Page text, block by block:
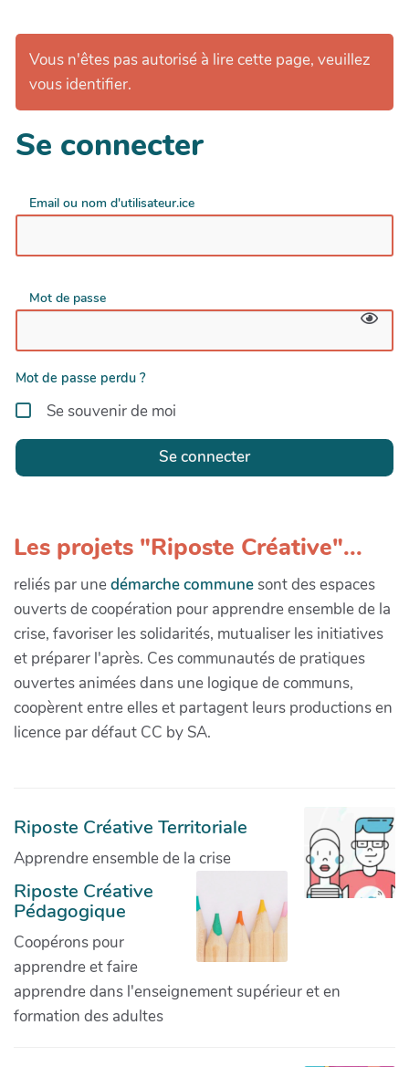
Vous n'êtes pas autorisé à lire cette page, veuillez
vous identifier.
Se connecter
Email ou nom d'utilisateur.ice
Mot de passe
Mot de passe perdu ?
Se souvenir de moi
Se connecter